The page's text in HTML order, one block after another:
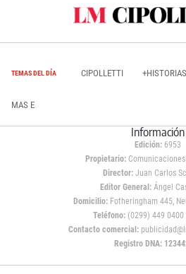
TEMAS DEL DÍA CIPOLLETTI +HISTORIAS
MAS E
Información
Edición: 6953
Propietario:Comunicaciones
Director: Juan Carlos
Editor General:Ángel
Domicilio:Fotheringham 445,
Teléfono: (0299) 449
Contacto comercial:
Registro DNA: